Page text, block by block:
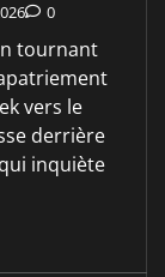
0
tournant
vers le
derrière
inquiète